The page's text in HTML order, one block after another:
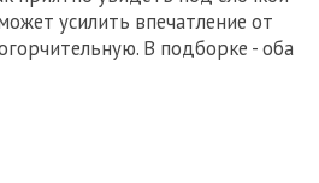
усилить впечатление от
В подборке - оба